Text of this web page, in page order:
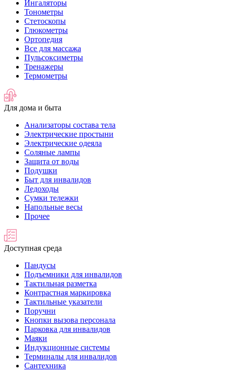
Ингаляторы
Тонометры
Стетоскопы
Глюкометры
Ортопедия
Все для массажа
Пульсоксиметры
Тренажеры
Термометры
Для дома и быта
Анализаторы состава тела
Электрические простыни
Электрические одеяла
Соляные лампы
Защита от воды
Подушки
Быт для инвалидов
Ледоходы
Сумки тележки
Напольные весы
Прочее
Доступная среда
Пандусы
Подъемники для инвалидов
Тактильная разметка
Контрастная маркировка
Тактильные указатели
Поручни
Кнопки вызова персонала
Парковка для инвалидов
Маяки
Индукционные системы
Терминалы для инвалидов
Сантехника